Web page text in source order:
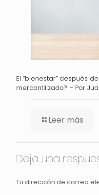
El “bienestar” después
mercantilizado? – Por
Leer más
Deja una
Tu dirección de correo